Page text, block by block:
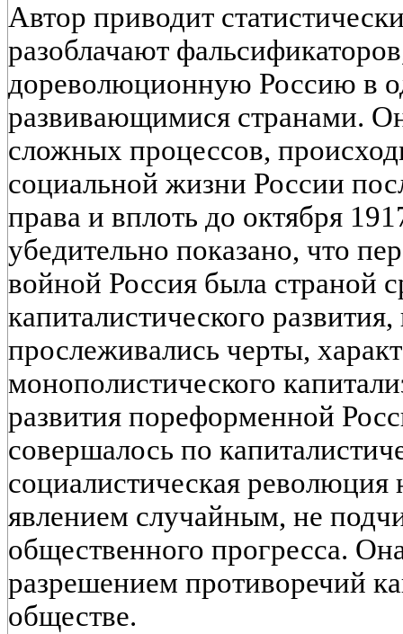
Автор приводит
разоблачают
дореволюционную Россию в
развивающимися странами.
сложных процессов,
социальной жизни России
права и вплоть до октября
убедительно показано, что
войной Россия была страной
капиталистического
прослеживались черты,
монополистического
развития пореформенной
совершалось по
социалистическая революция
явлением случайным, не
общественного прогресса.
разрешением противоречий
обществе.